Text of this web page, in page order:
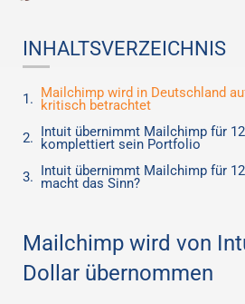
INHALTSVERZEICHNIS
Mailchimp wird in Deutschland
kritisch betrachtet
Intuit übernimmt Mailchimp für
komplettiert sein Portfolio
Intuit übernimmt Mailchimp für
macht das Sinn?
Mailchimp wird von
Dollar übernommen